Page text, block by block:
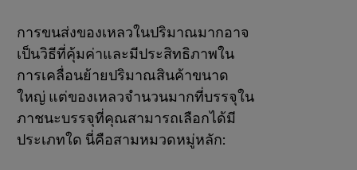
การขนส่งของเหลวในปริมาณมากอาจ
เป็นวิธีที่คุ้มค่าและมีประสิทธิภาพใน
การเคลื่อนย้ายปริมาณสินค้าขนาด
ใหญ่ แต่ของเหลวจํานวนมากที่บรรจุใน
ภาชนะบรรจุที่คุณสามารถเลือกได้มี
ประเภทใด นี่คือสามหมวดหมู่หลัก: